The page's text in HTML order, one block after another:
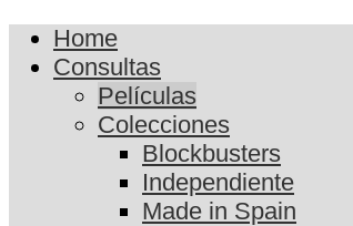
Home
Consultas
Películas
Colecciones
Blockbusters
Independiente
Made in Spain